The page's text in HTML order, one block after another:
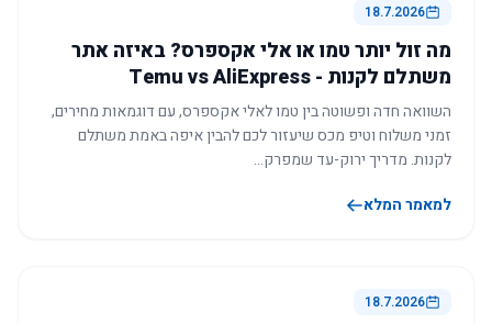
18.7.2026
מה זול יותר טמו או אלי אקספרס? באיזה אתר
משתלם לקנות - Temu vs AliExpress
השוואה חדה ופשוטה בין טמו לאלי אקספרס, עם דוגמאות מחירים,
זמני משלוח וטיפ מכס שיעזור לכם להבין איפה באמת משתלם
לקנות. מדריך ירוק-עד שמפרק…
למאמר המלא
18.7.2026